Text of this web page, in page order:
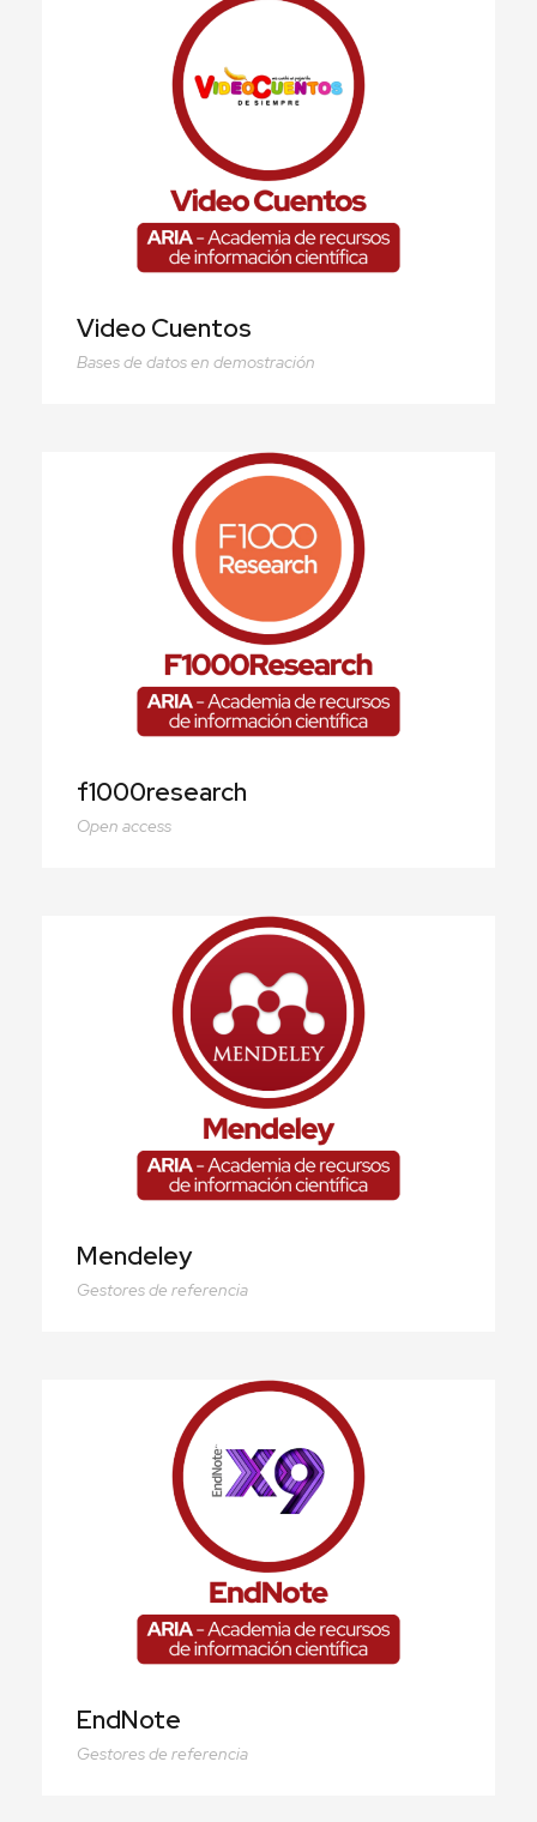
Video Cuentos
Video Cuentos
Bases de datos en demostración
f1000research
f1000research
Open access
Mendeley
Mendeley
Gestores de referencia
EndNote
EndNote
Gestores de referencia